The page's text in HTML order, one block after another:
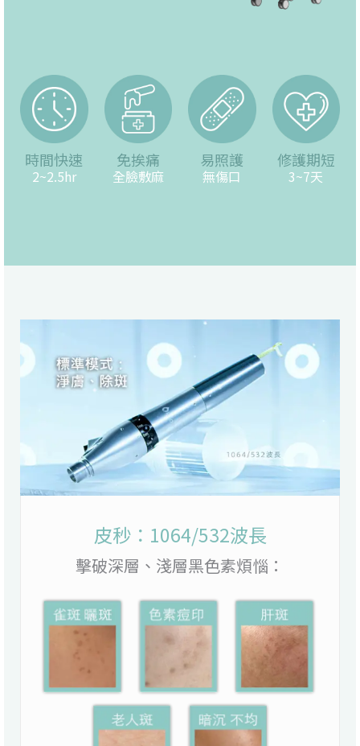
時間快速
2~2.5hr
免挨痛
全臉敷麻
易照護
無傷口
修護期短
3~7天
皮秒：1064/532波長
擊破深層、淺層黑色素煩惱：